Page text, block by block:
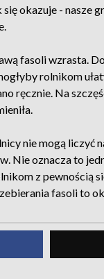
okazuje - nasze
fasoli wzrasta.
rolnikom
ręcznie. Na
nie mogą liczyć
Nie oznacza to
z pewnością
fasoli to